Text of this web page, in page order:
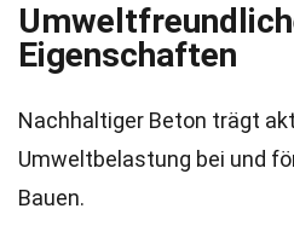
Eigenschaften
Nachhaltiger Beton trägt
Umweltbelastung bei und
Bauen.